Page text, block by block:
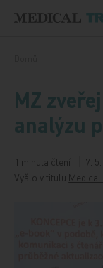
MZ
analýzu
1 minuta čtení 7.
Vyšlo v titulu Medical